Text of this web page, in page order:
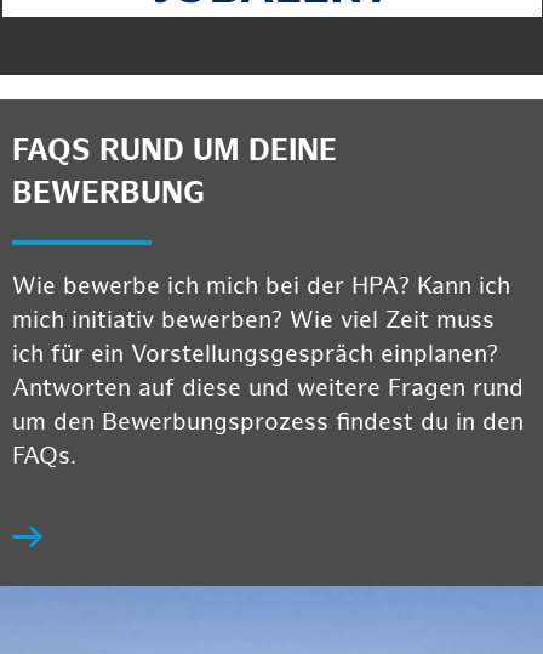
FAQS RUND UM DEINE
BEWERBUNG
Wie bewerbe ich mich bei der HPA? Kann ich
mich initiativ bewerben? Wie viel Zeit muss
ich für ein Vorstellungsgespräch einplanen?
Antworten auf diese und weitere Fragen rund
um den Bewerbungsprozess findest du in den
FAQs.